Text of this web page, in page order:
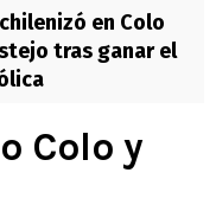
en Colo
tras ganar el
Colo y